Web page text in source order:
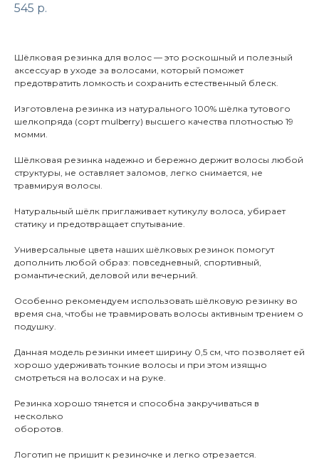
545 р.
Шёлковая резинка для волос — это роскошный и полезный
аксессуар в уходе за волосами, который поможет
предотвратить ломкость и сохранить естественный блеск.
Изготовлена резинка из натурального 100% шёлка тутового
шелкопряда (сорт mulberry) высшего качества плотностью 19
момми.
Шёлковая резинка надежно и бережно держит волосы любой
структуры, не оставляет заломов, легко снимается, не
травмируя волосы.
Натуральный шёлк приглаживает кутикулу волоса, убирает
статику и предотвращает спутывание.
Универсальные цвета наших шёлковых резинок помогут
дополнить любой образ: повседневный, спортивный,
романтический, деловой или вечерний.
Особенно рекомендуем использовать шёлковую резинку во
время сна, чтобы не травмировать волосы активным трением о
подушку.
Данная модель резинки имеет ширину 0,5 см, что позволяет ей
хорошо удерживать тонкие волосы и при этом изящно
смотреться на волосах и на руке.
Резинка хорошо тянется и способна закручиваться в
несколько
оборотов.
Логотип не пришит к резиночке и легко отрезается.